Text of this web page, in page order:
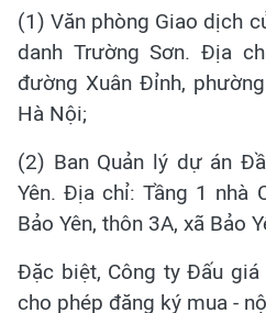
(1) Văn phòng Giao dịch
danh Trường Sơn. Địa
đường Xuân Đỉnh,
Hà Nội;
(2) Ban Quản lý dự án
Yên. Địa chỉ: Tầng 1 nhà
Bảo Yên, thôn 3A, xã Bảo
Đặc biệt, Công ty Đấu giá
cho phép đăng ký mua -